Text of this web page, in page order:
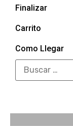
Finalizar
Carrito
Como Llegar